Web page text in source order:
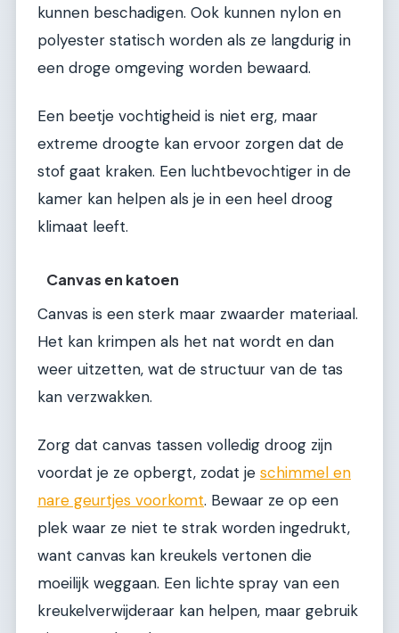
kunnen beschadigen. Ook kunnen nylon en
polyester statisch worden als ze langdurig in
een droge omgeving worden bewaard.
Een beetje vochtigheid is niet erg, maar
extreme droogte kan ervoor zorgen dat de
stof gaat kraken. Een luchtbevochtiger in de
kamer kan helpen als je in een heel droog
klimaat leeft.
Canvas en katoen
Canvas is een sterk maar zwaarder materiaal.
Het kan krimpen als het nat wordt en dan
weer uitzetten, wat de structuur van de tas
kan verzwakken.
Zorg dat canvas tassen volledig droog zijn
voordat je ze opbergt, zodat je schimmel en
nare geurtjes voorkomt. Bewaar ze op een
plek waar ze niet te strak worden ingedrukt,
want canvas kan kreukels vertonen die
moeilijk weggaan. Een lichte spray van een
kreukelverwijderaar kan helpen, maar gebruik